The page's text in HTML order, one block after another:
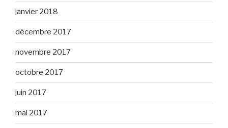
janvier 2018
décembre 2017
novembre 2017
octobre 2017
juin 2017
mai 2017